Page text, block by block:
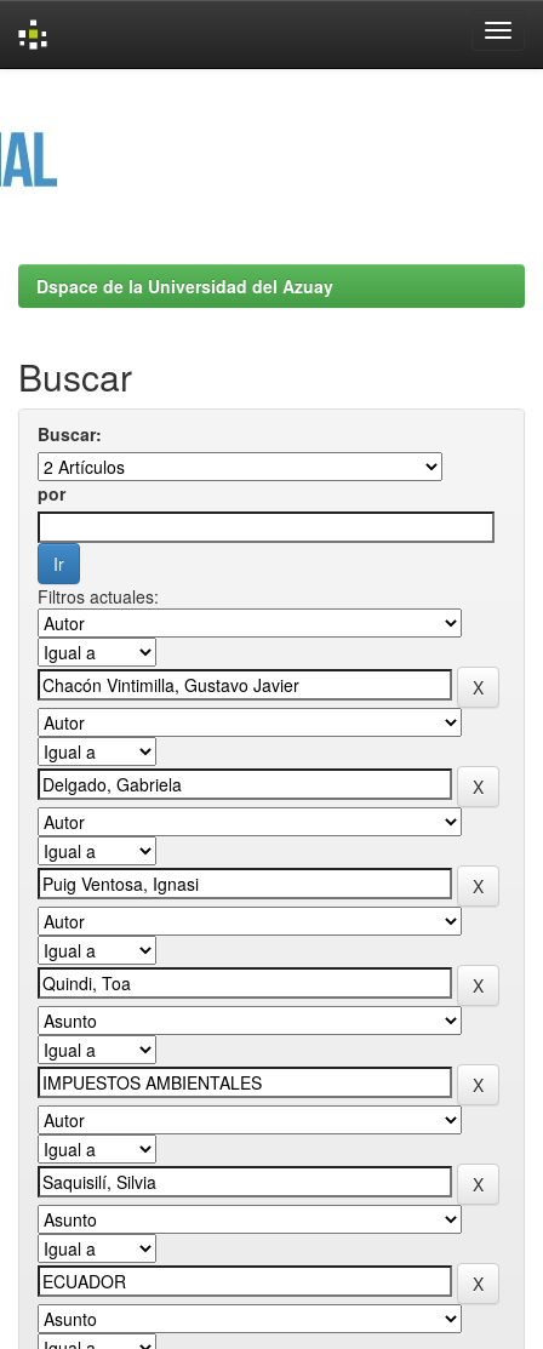
Dspace de la Universidad del Azuay
Buscar
Buscar:
por
Filtros actuales: